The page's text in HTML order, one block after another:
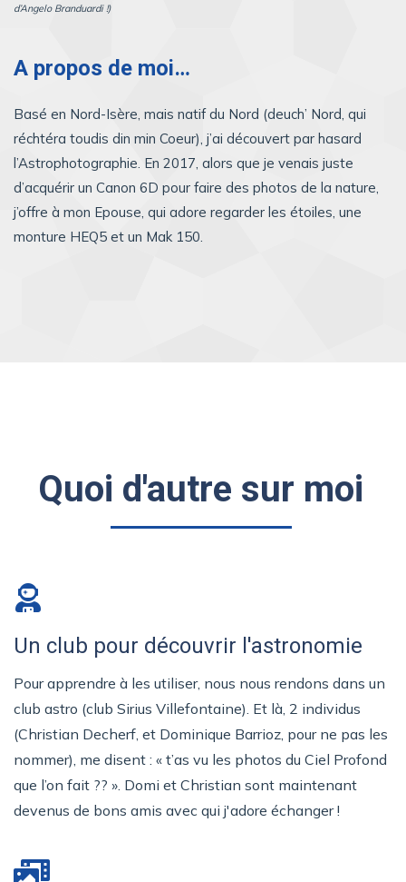
d’Angelo Branduardi !)
A propos de moi…
Basé en Nord-Isère, mais natif du Nord (deuch’ Nord, qui
réchtéra toudis din min Coeur), j’ai découvert par hasard
l’Astrophotographie. En 2017, alors que je venais juste
d’acquérir un Canon 6D pour faire des photos de la nature,
j’offre à mon Epouse, qui adore regarder les étoiles, une
monture HEQ5 et un Mak 150.
Quoi d'autre sur moi
Un club pour découvrir l'astronomie
Pour apprendre à les utiliser, nous nous rendons dans un
club astro (club Sirius Villefontaine). Et là, 2 individus
(Christian Decherf, et Dominique Barrioz, pour ne pas les
nommer), me disent : « t’as vu les photos du Ciel Profond
que l’on fait ?? ». Domi et Christian sont maintenant
devenus de bons amis avec qui j'adore échanger !